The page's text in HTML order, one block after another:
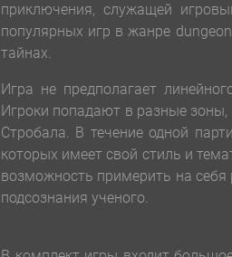
приключения, служащей
популярных игр в жанре
тайнах.
Игра не предполагает
Игроки попадают в разные
Стробала. В течение одной
которых имеет свой стиль и
возможность примерить на
подсознания ученого.